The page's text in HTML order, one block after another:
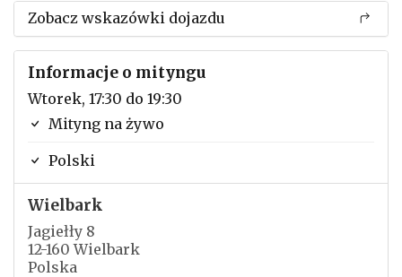
Zobacz wskazówki dojazdu
Informacje o mityngu
Wtorek, 17:30 do 19:30
Mityng na żywo
Polski
Wielbark
Jagiełły 8
12-160 Wielbark
Polska